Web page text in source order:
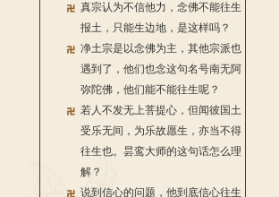
真宗认为不信他力，念佛不能往生
报土，只能生边地，是这样吗？
净土宗是以念佛为主，其他宗派也
遇到了，他们也念这句名号南无阿
弥陀佛，他们能不能往生呢？
若人不发无上菩提心，但闻彼国土
受乐无间，为乐故愿生，亦当不得
往生也。昙鸾大师的这句话怎么理
解？
说到信心的问题，他到底信心往生